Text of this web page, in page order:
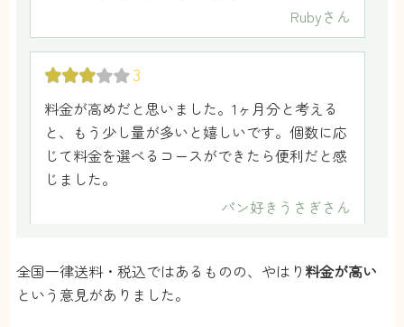
Rubyさん
3
料金が高めだと思いました。1ヶ月分と考える
と、もう少し量が多いと嬉しいです。個数に応
じて料金を選べるコースができたら便利だと感
じました。
パン好きうさぎさん
2.5
送料込みでも高いです！気軽に旅行に行けない
全国一律送料・税込ではあるものの、やはり 料金が高い
という意見がありました。